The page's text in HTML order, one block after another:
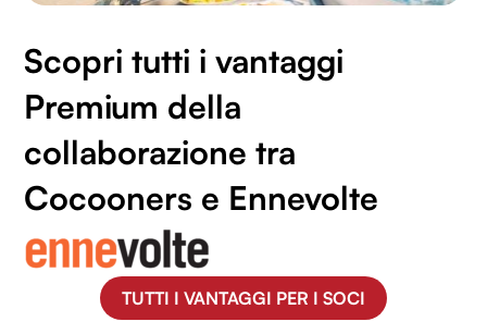
Scopri tutti i vantaggi
Premium della
collaborazione tra
Cocooners e Ennevolte
TUTTI I VANTAGGI PER I SOCI